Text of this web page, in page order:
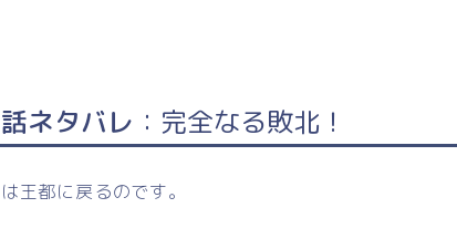
ネタバレ ：完全なる敗北 ！
王都に戻るのです。